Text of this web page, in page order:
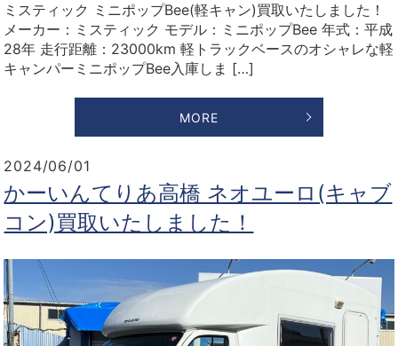
ミスティック ミニポップBee(軽キャン)買取いたしました！
メーカー：ミスティック モデル：ミニポップBee 年式：平成
28年 走行距離：23000km 軽トラックベースのオシャレな軽
キャンパーミニポップBee入庫しま […]
MORE
2024/06/01
かーいんてりあ高橋 ネオユーロ(キャブ
コン)買取いたしました！